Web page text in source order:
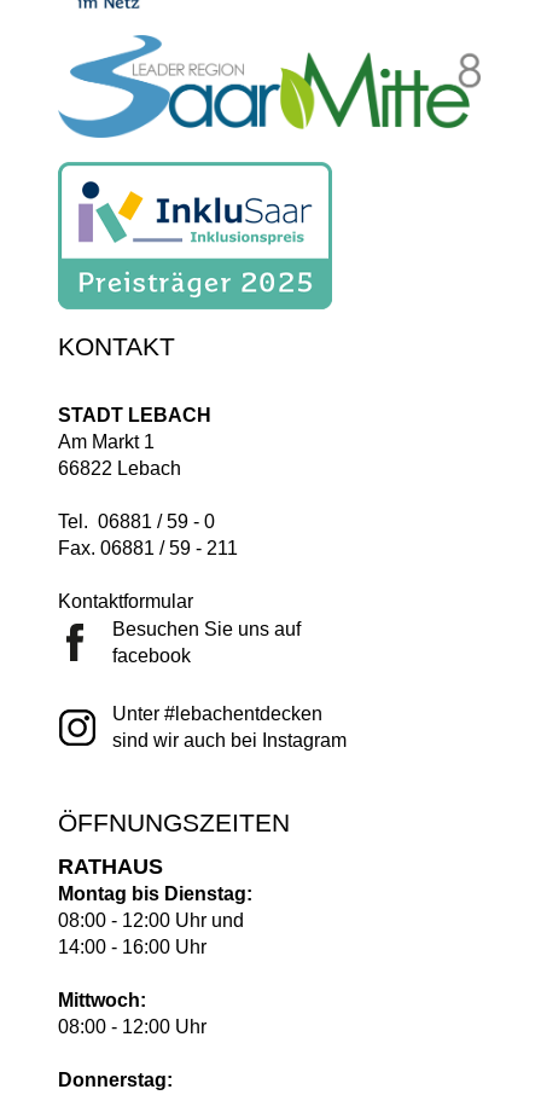
KONTAKT
STADT LEBACH
Am Markt 1
66822 Lebach
Tel. 06881 / 59 - 0
Fax. 06881 / 59 - 211
Kontaktformular
Besuchen Sie uns auf
facebook
Unter #lebachentdecken
sind wir auch bei Instagram
ÖFFNUNGSZEITEN
RATHAUS
Montag bis Dienstag:
08:00 - 12:00 Uhr und
14:00 - 16:00 Uhr
Mittwoch:
08:00 - 12:00 Uhr
Donnerstag: